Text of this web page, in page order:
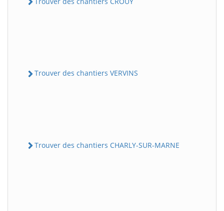
Trouver des chantiers VERVINS
Trouver des chantiers CHARLY-SUR-MARNE